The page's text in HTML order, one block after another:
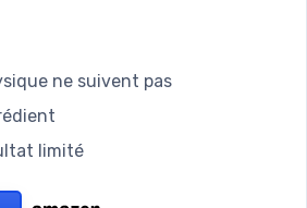
ne suivent pas
limité